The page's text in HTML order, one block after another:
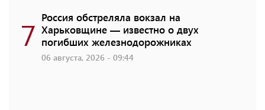
7 Россия обстреляла вокзал на
Харьковщине — известно о двух
погибших железнодорожниках
06 августа, 2026 - 09:44